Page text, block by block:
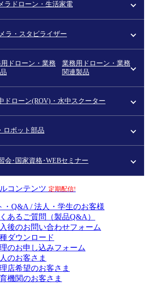
ラドローン・生活家電
ラ・スタビライザー
業務用ドローン・業務
関連製品
ドローン(ROV)・水中スクーター
ロボット部品
会･国家資格･WEBセミナー
コンテンツ 定期配信!
・Q&A / 法人・学生のお客様
あるご質問（製品Q&A）
後のお問い合わせフォーム
ダウンロード
のお申し込みフォーム
のお客さま
店希望のお客さま
機関のお客さま